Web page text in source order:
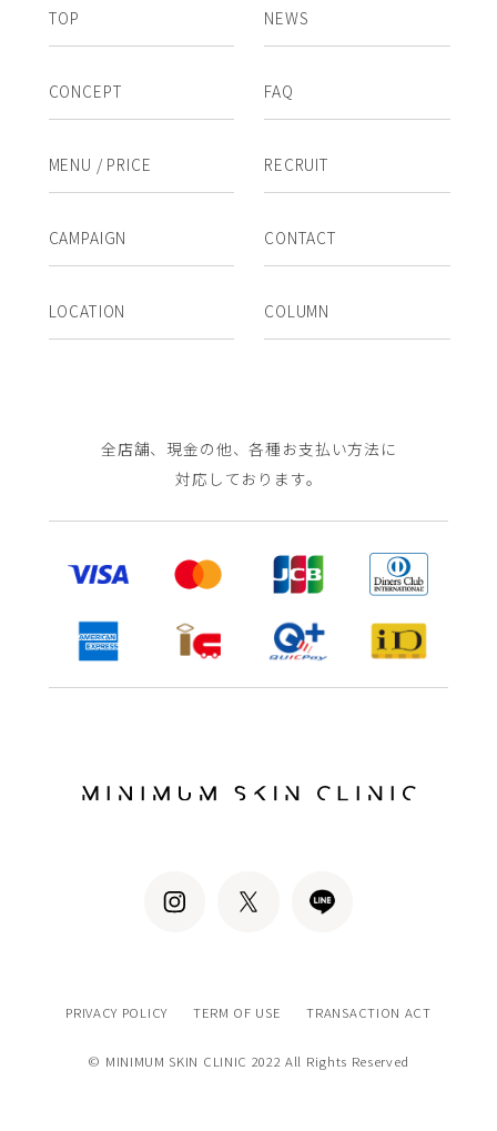
TOP
CONCEPT
MENU / PRICE
CAMPAIGN
LOCATION
NEWS
FAQ
RECRUIT
CONTACT
COLUMN
全店舗、現金の他、各種お支払い方法に
対応しております。
PRIVACY POLICY TERM OF USE TRANSACTION ACT
© MINIMUM SKIN CLINIC 2022 All Rights Reserved